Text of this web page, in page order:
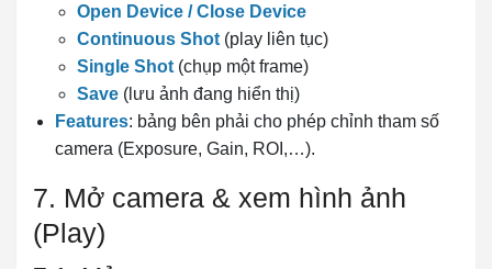
Open Device / Close Device
Continuous Shot (play liên tục)
Single Shot (chụp một frame)
Save (lưu ảnh đang hiển thị)
Features: bảng bên phải cho phép chỉnh tham số
camera (Exposure, Gain, ROI,…).
7. Mở camera & xem hình ảnh
(Play)